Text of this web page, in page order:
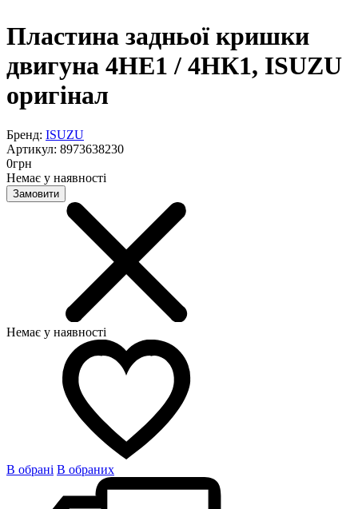
Пластина задньої кришки
двигуна 4НЕ1 / 4НК1, ISUZU
оригінал
Бренд: ISUZU
Артикул: 8973638230
0грн
Немає у наявності
Замовити
Немає у наявності
В обрані В обраних